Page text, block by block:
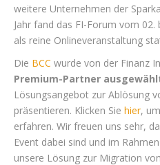
weitere Unternehmen der
Jahr fand das FI-Forum vom
als reine Onlineveranstaltung
Die BCC wurde von der Finanz
Premium-Partner
Lösungsangebot zur Ablösung
präsentieren. Klicken Sie hier,
erfahren. Wir freuen uns sehr,
Event dabei sind und im
unsere Lösung zur Migration